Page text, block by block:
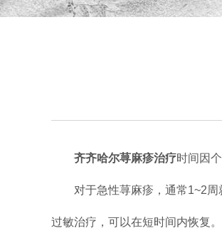
齐齐哈尔荨麻疹治疗时间因
对于急性荨麻疹，通常1~2周
过敏治疗，可以在短时间内恢复。